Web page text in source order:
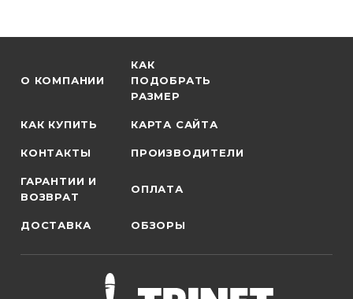
О КОМПАНИИ
КАК
ПОДОБРАТЬ
РАЗМЕР
КАК КУПИТЬ КАРТА САЙТА
КОНТАКТЫ ПРОИЗВОДИТЕЛИ
ГАРАНТИИ И
ВОЗВРАТ
ОПЛАТА
ДОСТАВКА ОБЗОРЫ